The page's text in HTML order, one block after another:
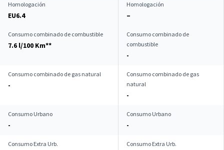
Homologación
EU6.4
Homologación
–
Consumo combinado de combustible
7.6 l/100 Km**
Consumo combinado de
combustible
-
Consumo combinado de gas natural
-
Consumo combinado de gas
natural
-
Consumo Urbano
-
Consumo Urbano
-
Consumo Extra Urb. Consumo Extra Urb.